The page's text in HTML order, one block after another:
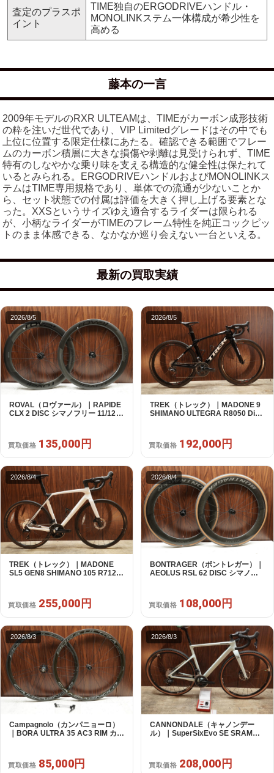
査定のプラスポ
イント
TIME独自のERGODRIVEハンドル・
MONOLINKステム一体構成が希少性を
高める
藤本の一言
2009年モデルのRXR ULTEAMは、TIMEがカーボン成形技術
の粋を注いだ世代であり、VIP Limitedグレードはその中でも
上位に位置する限定仕様にあたる。確認できる範囲でフレー
ムのカーボン積層に大きな損傷や剥離は見受けられず、TIME
特有のしなやかな乗り味を支える構造的な健全性は保たれて
いるとみられる。ERGODRIVEハンドルおよびMONOLINKス
テムはTIME専用規格であり、単体での流通が少ないことか
ら、セット状態での付属は評価を大きく押し上げる要素とな
った。XXSというサイズゆえ適合するライダーは限られる
が、小柄なライダーがTIMEのフレーム特性を純正コックピッ
トのまま体感できる、なかなか巡り会えない一台といえる。
最新の買取実績
2026/8/5
ROVAL（ロヴァール）｜RAPIDE
CLX 2 DISC シマノフリー 11/12s
買取価格 135,000円
2026/8/5
TREK（トレック）｜MADONE 9
SHIMANO ULTEGRA R8050 Di2
買取価格 192,000円
2026/8/4
TREK（トレック）｜MADONE
SL5 GEN8 SHIMANO 105 R7120
買取価格 255,000円
2026/8/4
BONTRAGER（ボントレガー）｜
AEOLUS RSL 62 DISC シマノフ
買取価格 108,000円
2026/8/3
Campagnolo（カンパニョーロ）
｜BORA ULTRA 35 AC3 RIM カン
買取価格 85,000円
2026/8/3
CANNONDALE（キャノンデー
ル）｜SuperSixEvo SE SRAM
年｜美品｜買取金額 208,000円
買取価格 208,000円